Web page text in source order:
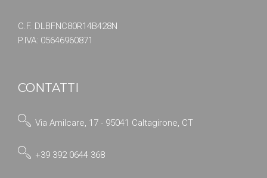
C.F. DLBFNC80R14B428N
P.IVA: 05646960871
CONTATTI
Via Amilcare, 17 - 95041 Caltagirone, CT
+39 392 0644 368